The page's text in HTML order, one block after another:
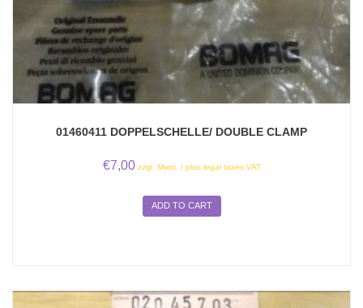
01460411 DOPPELSCHELLE/ DOUBLE CLAMP
€7,00 zzgl. Mwst. / plus legal taxes VAT
ADD TO CART